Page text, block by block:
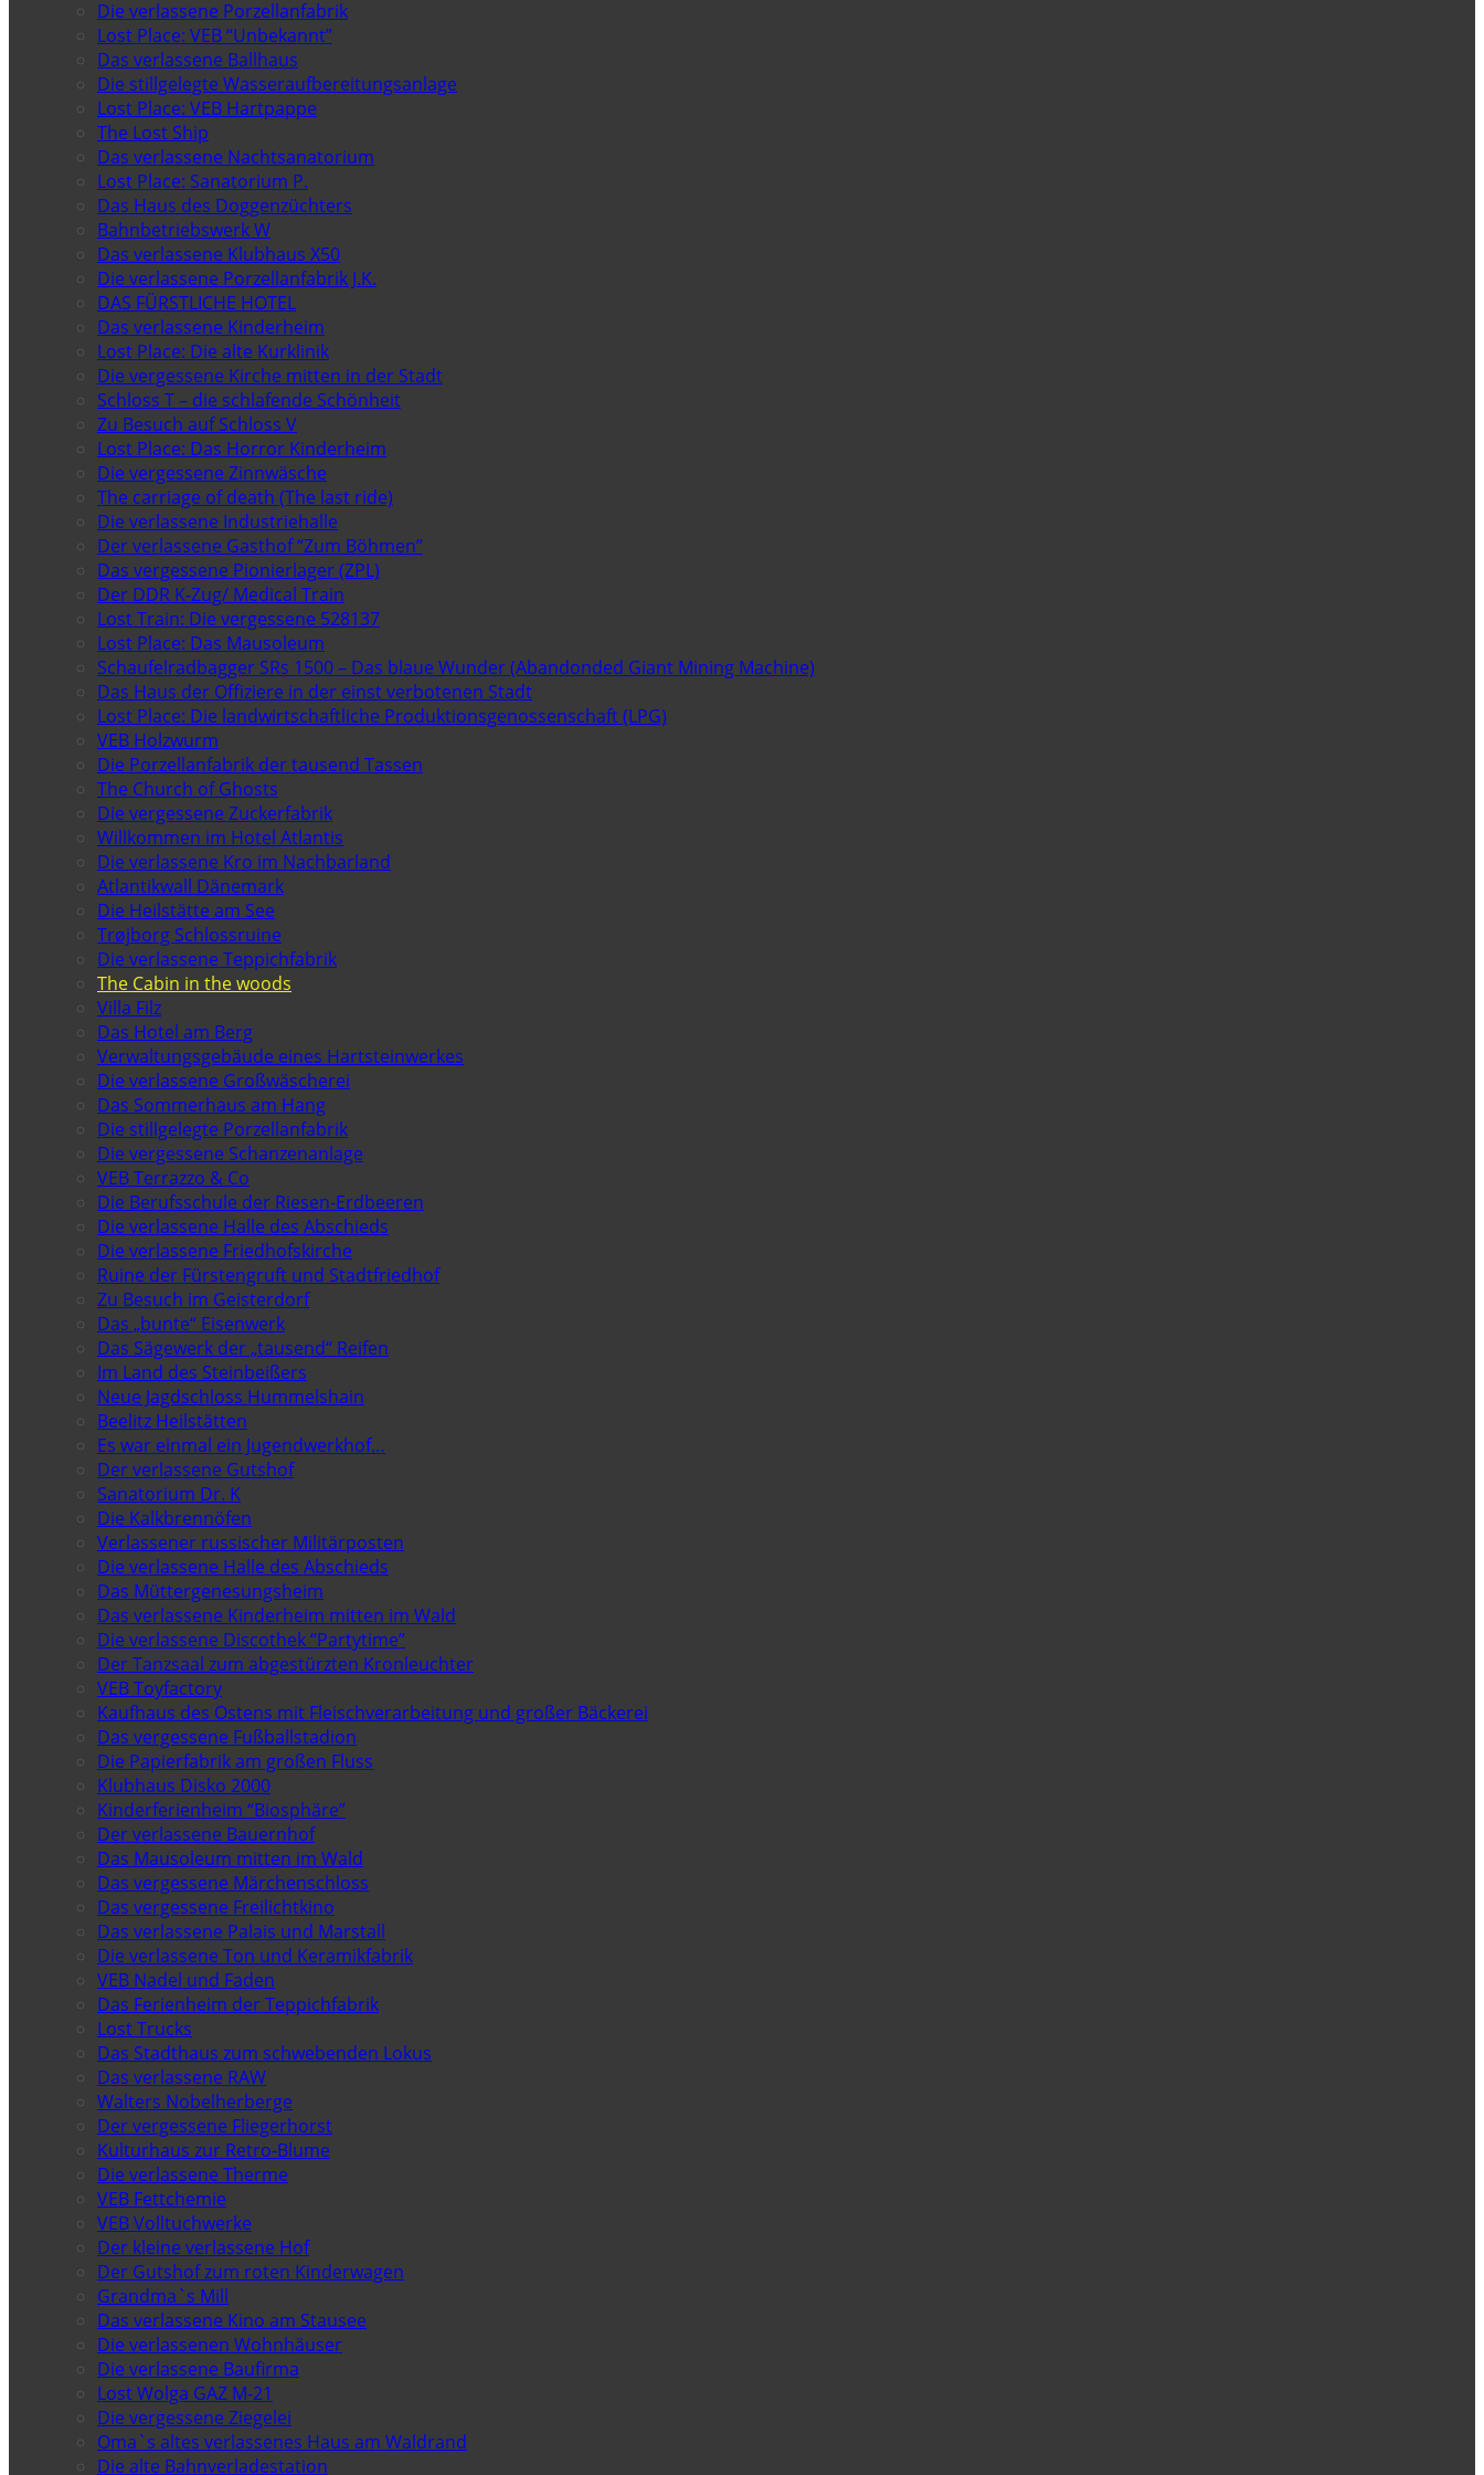
Die verlassene Porzellanfabrik
Lost Place: VEB “Unbekannt”
Das verlassene Ballhaus
Die stillgelegte Wasseraufbereitungsanlage
Lost Place: VEB Hartpappe
The Lost Ship
Das verlassene Nachtsanatorium
Lost Place: Sanatorium P.
Das Haus des Doggenzüchters
Bahnbetriebswerk W
Das verlassene Klubhaus X50
Die verlassene Porzellanfabrik J.K.
DAS FÜRSTLICHE HOTEL
Das verlassene Kinderheim
Lost Place: Die alte Kurklinik
Die vergessene Kirche mitten in der Stadt
Schloss T – die schlafende Schönheit
Zu Besuch auf Schloss V
Lost Place: Das Horror Kinderheim
Die vergessene Zinnwäsche
The carriage of death (The last ride)
Die verlassene Industriehalle
Der verlassene Gasthof “Zum Böhmen”
Das vergessene Pionierlager (ZPL)
Der DDR K-Zug/ Medical Train
Lost Train: Die vergessene 528137
Lost Place: Das Mausoleum
Schaufelradbagger SRs 1500 – Das blaue Wunder (Abandonded Giant Mining Machine)
Das Haus der Offiziere in der einst verbotenen Stadt
Lost Place: Die landwirtschaftliche Produktionsgenossenschaft (LPG)
VEB Holzwurm
Die Porzellanfabrik der tausend Tassen
The Church of Ghosts
Die vergessene Zuckerfabrik
Willkommen im Hotel Atlantis
Die verlassene Kro im Nachbarland
Atlantikwall Dänemark
Die Heilstätte am See
Trøjborg Schlossruine
Die verlassene Teppichfabrik
The Cabin in the woods
Villa Filz
Das Hotel am Berg
Verwaltungsgebäude eines Hartsteinwerkes
Die verlassene Großwäscherei
Das Sommerhaus am Hang
Die stillgelegte Porzellanfabrik
Die vergessene Schanzenanlage
VEB Terrazzo & Co
Die Berufsschule der Riesen-Erdbeeren
Die verlassene Halle des Abschieds
Die verlassene Friedhofskirche
Ruine der Fürstengruft und Stadtfriedhof
Zu Besuch im Geisterdorf
Das „bunte“ Eisenwerk
Das Sägewerk der „tausend“ Reifen
Im Land des Steinbeißers
Neue Jagdschloss Hummelshain
Beelitz Heilstätten
Es war einmal ein Jugendwerkhof…
Der verlassene Gutshof
Sanatorium Dr. K
Die Kalkbrennöfen
Verlassener russischer Militärposten
Die verlassene Halle des Abschieds
Das Müttergenesungsheim
Das verlassene Kinderheim mitten im Wald
Die verlassene Discothek “Partytime”
Der Tanzsaal zum abgestürzten Kronleuchter
VEB Toyfactory
Kaufhaus des Ostens mit Fleischverarbeitung und großer Bäckerei
Das vergessene Fußballstadion
Die Papierfabrik am großen Fluss
Klubhaus Disko 2000
Kinderferienheim “Biosphäre”
Der verlassene Bauernhof
Das Mausoleum mitten im Wald
Das vergessene Märchenschloss
Das vergessene Freilichtkino
Das verlassene Palais und Marstall
Die verlassene Ton und Keramikfabrik
VEB Nadel und Faden
Das Ferienheim der Teppichfabrik
Lost Trucks
Das Stadthaus zum schwebenden Lokus
Das verlassene RAW
Walters Nobelherberge
Der vergessene Fliegerhorst
Kulturhaus zur Retro-Blume
Die verlassene Therme
VEB Fettchemie
VEB Volltuchwerke
Der kleine verlassene Hof
Der Gutshof zum roten Kinderwagen
Grandma`s Mill
Das verlassene Kino am Stausee
Die verlassenen Wohnhäuser
Die verlassene Baufirma
Lost Wolga GAZ M-21
Die vergessene Ziegelei
Oma`s altes verlassenes Haus am Waldrand
Die alte Bahnverladestation